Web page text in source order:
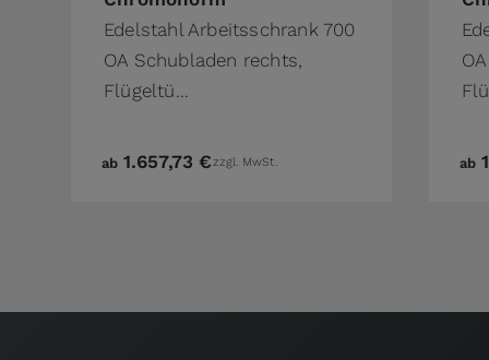
Edelstahl Arbeitsschrank 700
OA Schubladen rechts,
Flügeltü...
ab 1.657,73 €zzgl. MwSt. ab